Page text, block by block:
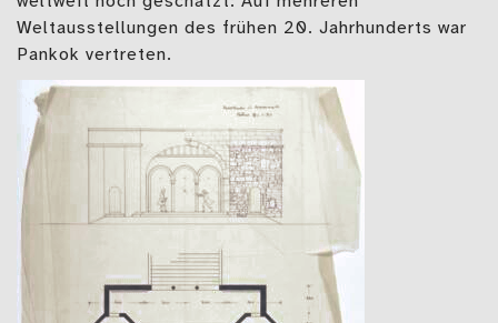
Weltausstellungen des frühen 20. Jahrhunderts war
Pankok vertreten.